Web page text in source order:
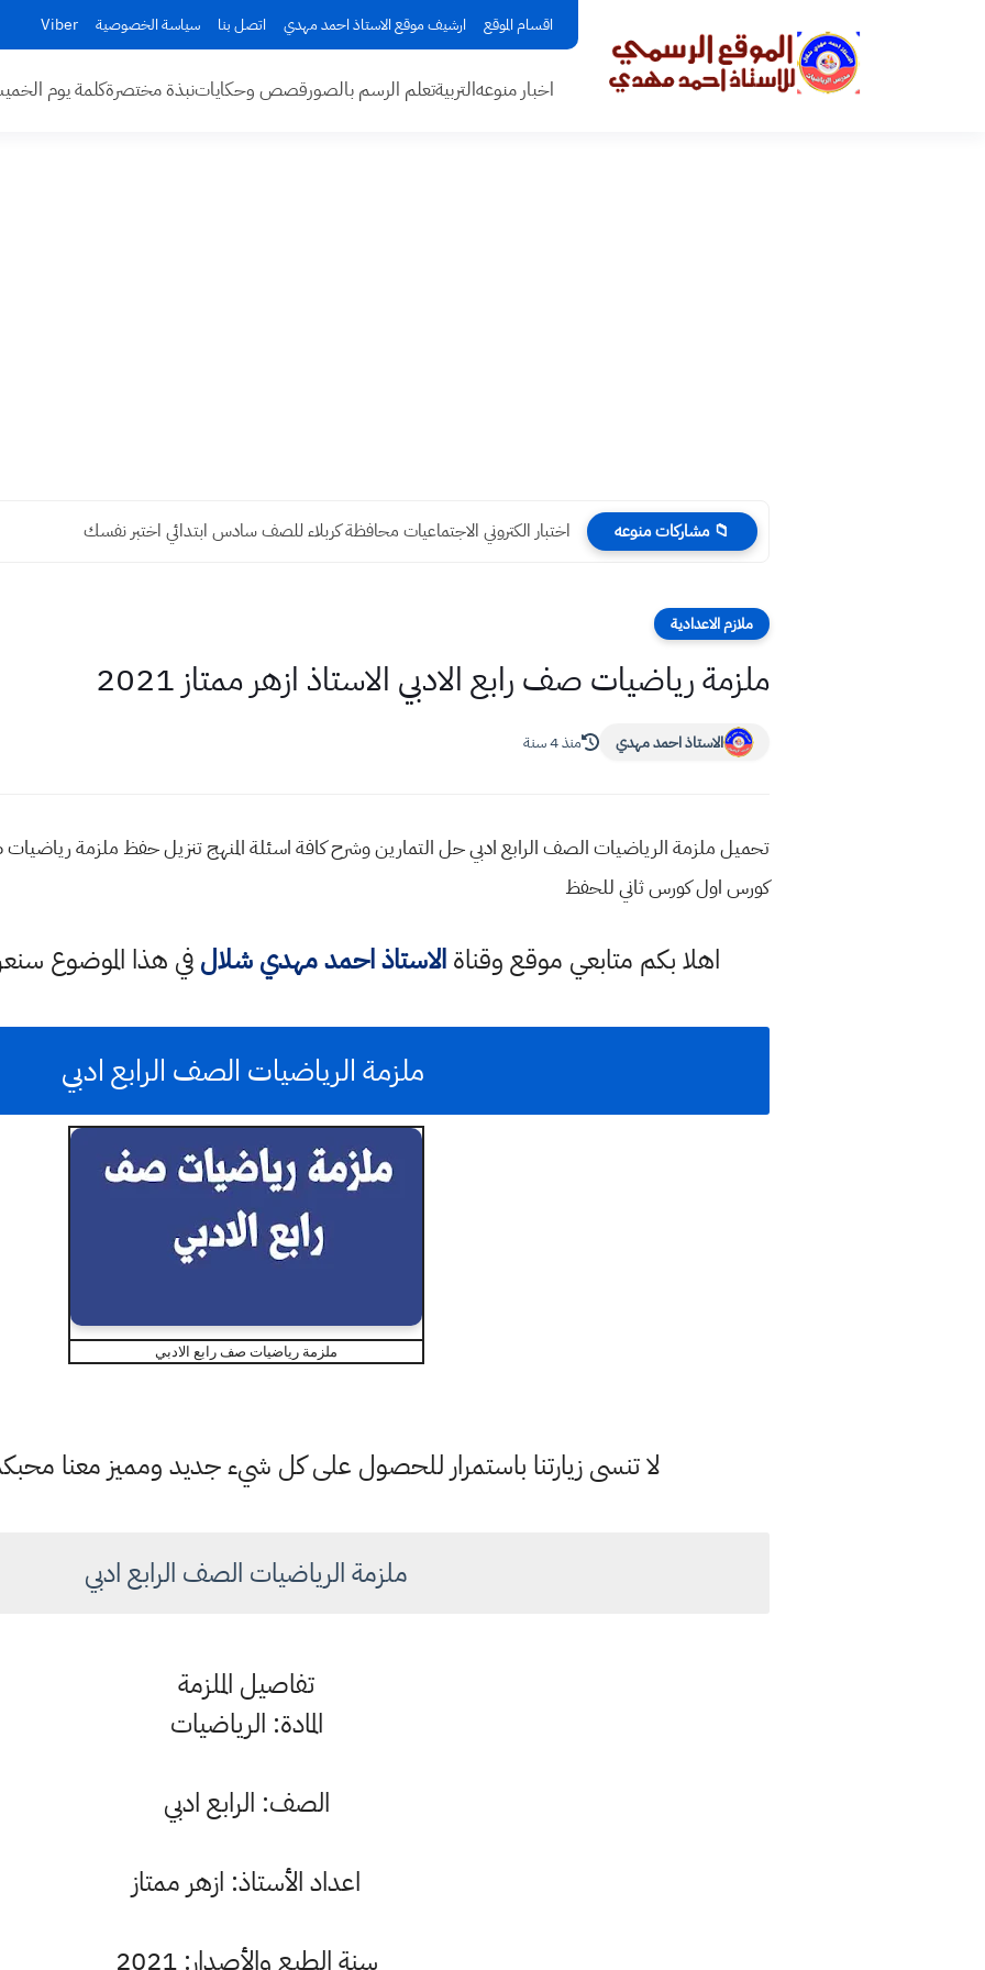
اقسام الموقع ارشيف موقع الاستاذ احمد مهدي اتصل بنا سياسة الخصوصية Viber
اخبار منوعهالتربيةتعلم الرسم بالصورقصص وحكاياتنبذة مختصرةكلمة يوم
📁 مشاركات منوعه اختبار الكتروني الاجتماعيات محافظة كربلاء للصف سادس ابتدائي اختبر نفسك
ملازم الاعدادية
ملزمة رياضيات صف رابع الادبي الاستاذ ازهر ممتاز 2021
الاستاذ احمد مهدي منذ 4 سنة
تحميل ملزمة الرياضيات الصف الرابع ادبي حل التمارين وشرح كافة اسئلة المنهج تنزيل حفظ ملزمة
كورس اول كورس ثاني للحفظ
اهلا بكم متابعي موقع وقناةالاستاذ احمد مهدي شلالفي هذا الموضوع
ملزمة الرياضيات الصف الرابع ادبي
ملزمة رياضيات صف رابع الادبي
لا تنسى زيارتنا باستمرار للحصول على كل شيء جديد ومميز معنا
ملزمة الرياضيات الصف الرابع ادبي
تفاصيل الملزمة
المادة: الرياضيات
الصف: الرابع ادبي
اعداد الأستاذ: ازهر ممتاز
سنة الطبع والأصدار: 2021